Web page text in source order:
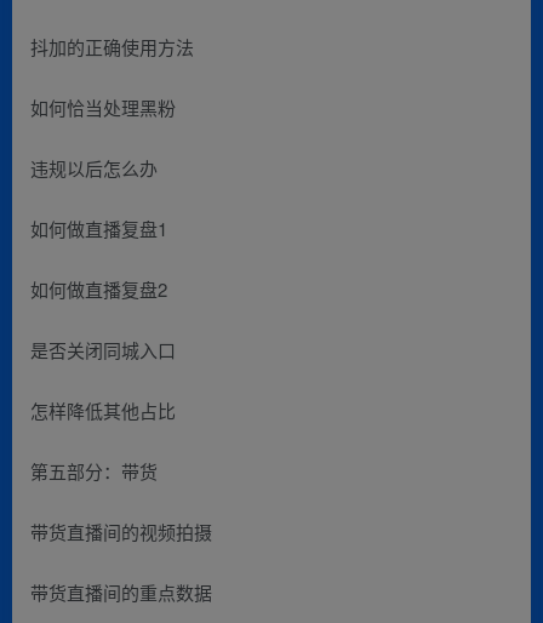
抖加的正确使用方法
如何恰当处理黑粉
违规以后怎么办
如何做直播复盘1
如何做直播复盘2
是否关闭同城入口
怎样降低其他占比
第五部分：带货
带货直播间的视频拍摄
带货直播间的重点数据